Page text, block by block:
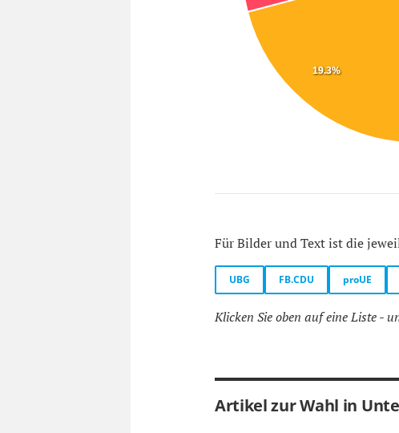
19.3%
Für Bilder und Text ist die
UBG FB.CDU proUE
Klicken Sie oben auf eine Liste -
Artikel zur Wahl in